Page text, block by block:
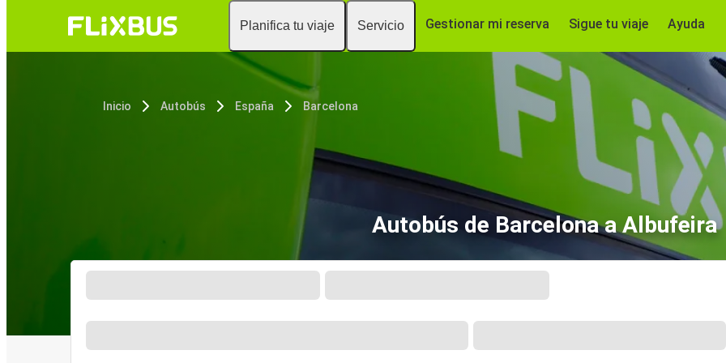
Planifica tu viaje Servicio Gestionar mi reserva Sigue tu viaje Ayuda
Inicio Autobús España Barcelona
Autobús de Barcelona a Albufeira